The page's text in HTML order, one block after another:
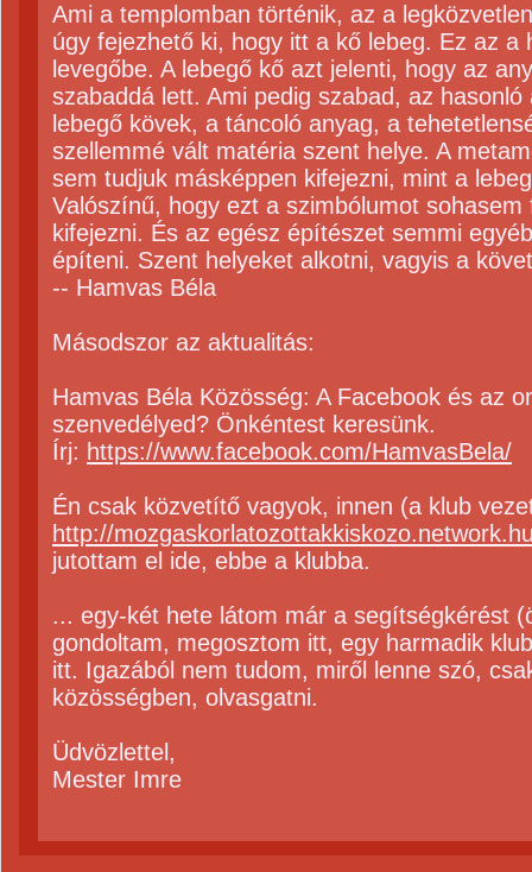
Ami a templomban történik, az a
úgy fejezhető ki, hogy itt a kő lebeg. Ez az a
levegőbe. A lebegő kő azt jelenti, hogy az
szabaddá lett. Ami pedig szabad, az
lebegő kövek, a táncoló anyag, a
szellemmé vált matéria szent helye. A
sem tudjuk másképpen kifejezni, mint a
Valószínű, hogy ezt a szimbólumot
kifejezni. És az egész építészet semmi
építeni. Szent helyeket alkotni, vagyis a
-- Hamvas Béla
Másodszor az aktualitás:
Hamvas Béla Közösség: A Facebook és az
szenvedélyed? Önkéntest keresünk.
Írj: https://www.facebook.com/HamvasBela/
Én csak közvetítő vagyok, innen (a klub
http://
jutottam el ide, ebbe a klubba.
... egy-két hete látom már a segítségkérést
gondoltam, megosztom itt, egy harmadik
itt. Igazából nem tudom, miről lenne szó,
közösségben, olvasgatni.
Üdvözlettel,
Mester Imre